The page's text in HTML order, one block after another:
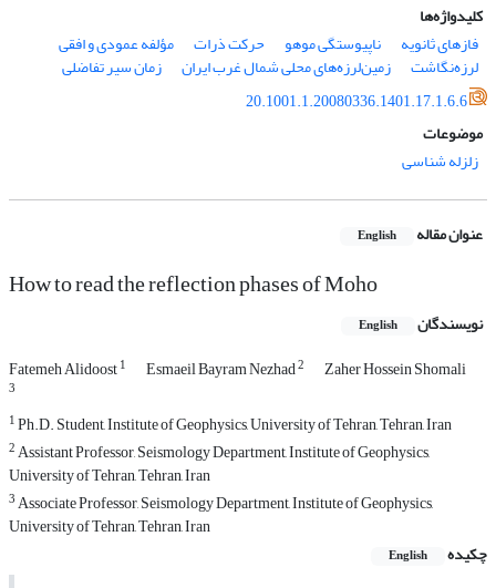
کلیدواژه‌ها
فازهای ثانویه
ناپیوستگی موهو حرکت ذرات مؤلفه عمودی و افقی
لرزه‌نگاشت زمین‌لرزه‌های محلی شمال غرب ایران
زمان سیر تفاضلی
20.1001.1.20080336.1401.17.1.6.6
موضوعات
زلزله شناسی
عنوان مقاله English
How to read the reflection phases of Moho
نویسندگان English
Fatemeh Alidoost1 Esmaeil Bayram Nezhad2 Zaher Hossein Shomali
3
1Ph.D. Student, Institute of Geophysics, University of Tehran, Tehran, Iran
2Assistant Professor, Seismology Department, Institute of Geophysics,
University of Tehran, Tehran, Iran
3Associate Professor, Seismology Department, Institute of Geophysics,
University of Tehran, Tehran, Iran
چکیده
English